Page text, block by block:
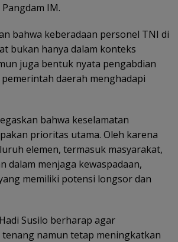
IM.
bahwa keberadaan personel TNI di
bukan hanya dalam konteks
juga bentuk nyata pengabdian
daerah menghadapi
bahwa keselamatan
prioritas utama. Oleh karena
elemen, termasuk masyarakat,
dalam menjaga kewaspadaan,
memiliki potensi longsor dan
Susilo berharap agar
namun tetap meningkatkan